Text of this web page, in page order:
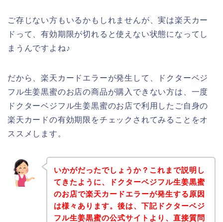
ご存じない方もいるかもしれませんが、実は楽天カー
ドって、有効期限が切れると使えない状態になってし
まうんですよね♪
だから、楽天カードエラーが発生して、ドクターベジ
フル生姜黒蜜のお店の商品が購入できない方は、一度
ドクターベジフル生姜黒蜜のお店で利用したご自身の
楽天カードの有効期限をチェックされてみることをオ
ススメします。
いかがだったでしょうか？これまで説明し
てきたように、ドクターベジフル生姜黒蜜
のお店で楽天カードエラーが発生する原因
は様々あります。後は、下記ドクターベジ
フル生姜黒蜜の公式サイトより、直接質問